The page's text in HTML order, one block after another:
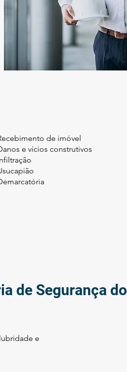
de imóvel
e vícios construtivos
de Segurança do
e